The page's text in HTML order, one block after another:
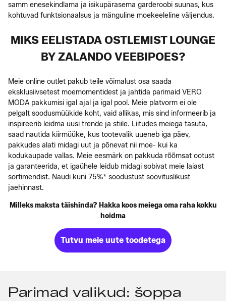
samm enesekindlama ja isikupärasema garderoobi suunas, kus
kohtuvad funktsionaalsus ja mänguline moekeeleline väljendus.
MIKS EELISTADA OSTLEMIST LOUNGE
BY ZALANDO VEEBIPOES?
Meie online outlet pakub teile võimalust osa saada
eksklusiivsetest moemomentidest ja jahtida parimaid VERO
MODA pakkumisi igal ajal ja igal pool. Meie platvorm ei ole
pelgalt soodusmüükide koht, vaid allikas, mis sind informeerib ja
inspireerib leidma uusi trende ja stiile. Liitudes meiega tasuta,
saad nautida kiirmüüke, kus tootevalik uueneb iga päev,
pakkudes alati midagi uut ja põnevat nii moe- kui ka
kodukaupade vallas. Meie eesmärk on pakkuda rõõmsat ootust
ja garanteerida, et igaühele leidub midagi sobivat meie laiast
sortimendist. Naudi kuni 75%* soodustust soovituslikust
jaehinnast.
Milleks maksta täishinda? Hakka koos meiega oma raha kokku
hoidma
Tutvu meie uute toodetega
Parimad valikud: šoppa